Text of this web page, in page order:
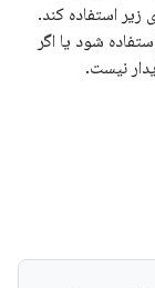
استفاده کند.
شود یا اگر
نیست.